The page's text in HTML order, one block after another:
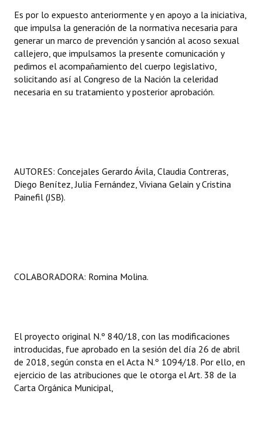
Es por lo expuesto anteriormente y en apoyo a la iniciativa,
que impulsa la generación de la normativa necesaria para
generar un marco de prevención y sanción al acoso sexual
callejero, que impulsamos la presente comunicación y
pedimos el acompañamiento del cuerpo legislativo,
solicitando así al Congreso de la Nación la celeridad
necesaria en su tratamiento y posterior aprobación.
AUTORES: Concejales Gerardo Ávila, Claudia Contreras,
Diego Benítez, Julia Fernández, Viviana Gelain y Cristina
Painefil (JSB).
COLABORADORA: Romina Molina.
El proyecto original N.º 840/18, con las modificaciones
introducidas, fue aprobado en la sesión del día 26 de abril
de 2018, según consta en el Acta N.º 1094/18. Por ello, en
ejercicio de las atribuciones que le otorga el Art. 38 de la
Carta Orgánica Municipal,